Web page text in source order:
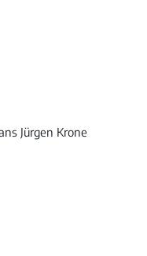
Jürgen Krone